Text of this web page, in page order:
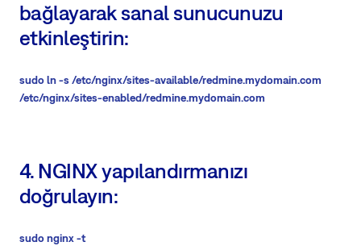
bağlayarak sanal sunucunuzu
etkinleştirin:
sudo ln -s /etc/nginx/sites-available/redmine.mydomain.com
/etc/nginx/sites-enabled/redmine.mydomain.com
4. NGINX yapılandırmanızı
doğrulayın:
sudo nginx -t